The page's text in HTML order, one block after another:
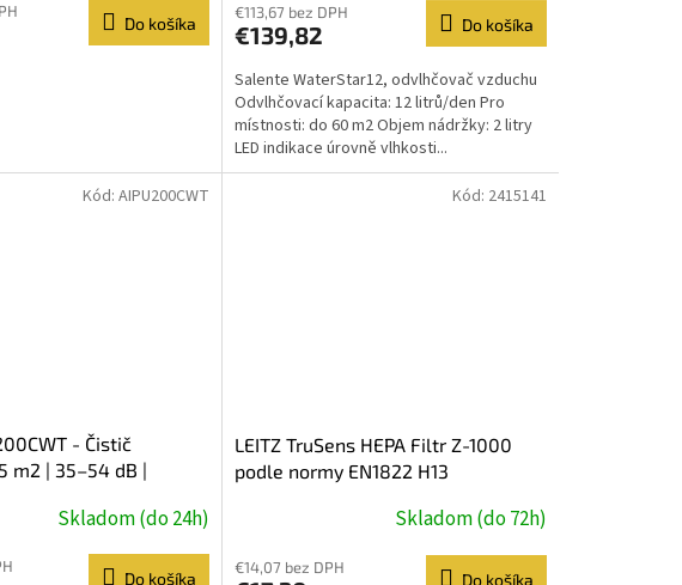
Do košíka
€113,67 bez DPH
€139,82 Do košíka
Salente WaterStar12, odvlhčovač vzduchu
Odvlhčovací kapacita: 12 litrů/den Pro
místnosti: do 60 m2 Objem nádržky: 2 litry
LED indikace úrovně vlhkosti...
- Čistič
m2 | 35–54 dB |
Skladom (do 24h)
Do košíka
Kód: AIPU200CWT
LEITZ TruSens HEPA Filtr Z-1000
podle normy EN1822 H13
Skladom (do 72h)
€14,07 bez DPH
Do košíka
Kód: 2415141